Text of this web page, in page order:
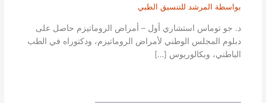
بواسطة المرشد للتنسيق الطبي
د. جو توماس استشاري أول – أمراض الروماتيزم حاصل على
دبلوم المجلس الوطني لأمراض الروماتيزم، ودكتوراه في الطب
الباطني، وبكالوريوس […]